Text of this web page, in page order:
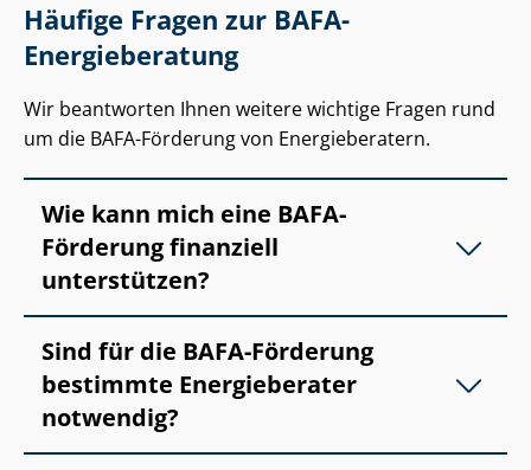
Häufige Fragen zur BAFA-
Energieberatung
Wir beantworten Ihnen weitere wichtige Fragen rund
um die BAFA-Förderung von Energieberatern.
Wie kann mich eine BAFA-
Förderung finanziell
unterstützen?
Sind für die BAFA-Förderung
bestimmte Energieberater
notwendig?